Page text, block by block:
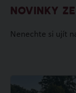
NOVINKY
Nenechte si ujít